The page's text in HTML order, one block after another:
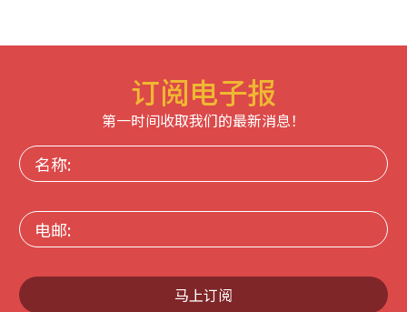
订阅电子报
第一时间收取我们的最新消息！
名
称:
电
邮:
马上订阅